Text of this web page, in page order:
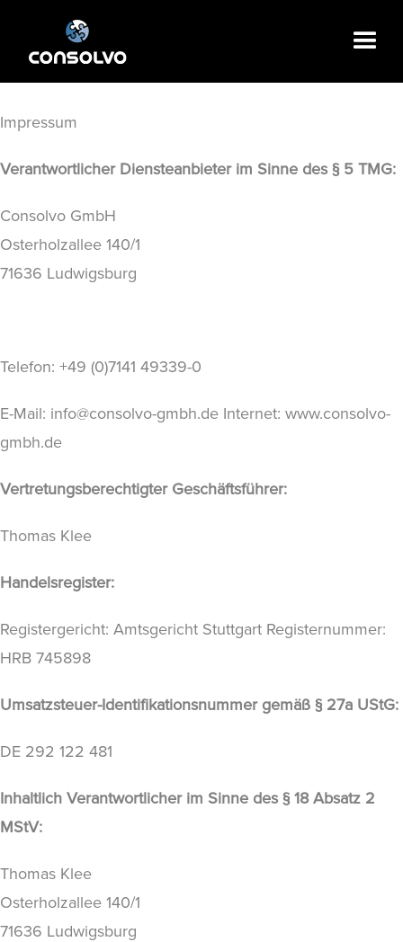
Impressum
Verantwortlicher Diensteanbieter im Sinne des § 5 TMG:
Consolvo GmbH
Osterholzallee 140/1
71636 Ludwigsburg
Telefon: +49 (0)7141 49339-0
E-Mail: info@consolvo-gmbh.de Internet: www.consolvo-
gmbh.de
Vertretungsberechtigter Geschäftsführer:
Thomas Klee
Handelsregister:
Registergericht: Amtsgericht Stuttgart Registernummer:
HRB 745898
Umsatzsteuer-Identifikationsnummer gemäß § 27a UStG:
DE 292 122 481
Inhaltlich Verantwortlicher im Sinne des § 18 Absatz 2
MStV:
Thomas Klee
Osterholzallee 140/1
71636 Ludwigsburg